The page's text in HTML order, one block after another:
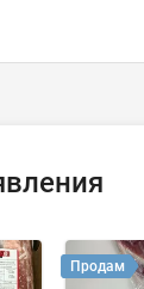
по
Продам